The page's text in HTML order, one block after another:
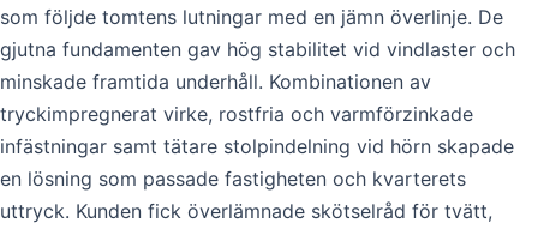
som följde tomtens lutningar med en jämn överlinje. De
gjutna fundamenten gav hög stabilitet vid vindlaster och
minskade framtida underhåll. Kombinationen av
tryckimpregnerat virke, rostfria och varmförzinkade
infästningar samt tätare stolpindelning vid hörn skapade
en lösning som passade fastigheten och kvarterets
uttryck. Kunden fick överlämnade skötselråd för tvätt,